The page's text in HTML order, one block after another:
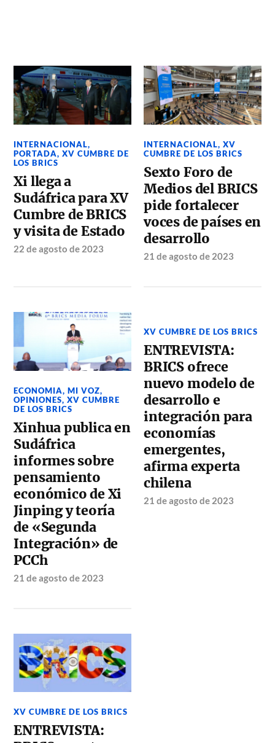
INTERNACIONAL,
PORTADA,XV CUMBRE DE
LOS BRICS
Xi llega a
Sudáfrica para XV
Cumbre de BRICS
y visita de Estado
22 de agosto de 2023
INTERNACIONAL,XV
CUMBRE DE LOS BRICS
Sexto Foro de
Medios del BRICS
pide fortalecer
voces de países en
desarrollo
21 de agosto de 2023
ECONOMIA,MI VOZ,
OPINIONES,XV CUMBRE
DE LOS BRICS
Xinhua publica en
Sudáfrica
informes sobre
pensamiento
económico de Xi
Jinping y teoría
de «Segunda
Integración» de
PCCh
21 de agosto de 2023
XV CUMBRE DE LOS BRICS
ENTREVISTA:
BRICS ofrece
nuevo modelo de
desarrollo e
integración para
economías
emergentes,
afirma experta
chilena
21 de agosto de 2023
XV CUMBRE DE LOS BRICS
ENTREVISTA: